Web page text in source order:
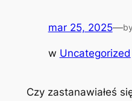
mar 25, 2025—by
w Uncategorized
Czy zastanawiałeś